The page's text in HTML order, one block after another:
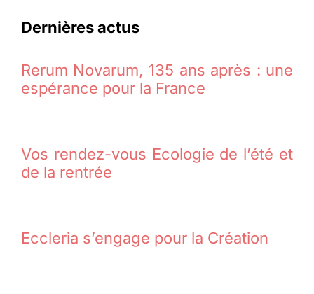
Dernières actus
Rerum Novarum, 135 ans après : une
espérance pour la France
Vos rendez-vous Ecologie de l’été et
de la rentrée
Eccleria s’engage pour la Création